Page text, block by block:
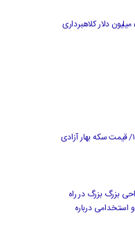
مقامات تایلندی ملی پرتغالی را با 580 میلیون دلار کلاهبرداری
قیمت جدید طلا و سکه ۱۲ مهرماه ۱۴۰۴/ قیمت سکه بهار آزادی
بزرگ بزرگ در راه
درباره